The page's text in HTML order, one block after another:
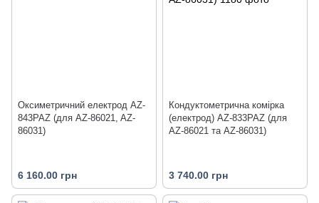
Оксиметричний електрод AZ-
843PAZ (для AZ-86021, AZ-
86031)
6 160.00 грн
Кондуктометрична комірка
(електрод) AZ-833PAZ (для
AZ-86021 та AZ-86031)
3 740.00 грн